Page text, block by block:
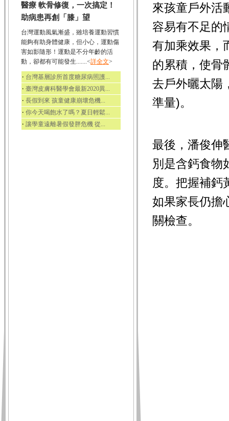
醫療 軟骨修復，一次搞定！
助病患再創「膝」望
台灣運動風氣漸盛，雖培養運動習慣
能夠有助身體健康，但小心，運動傷
害如影隨形！運動是不分年齡的活
動，卻都有可能發生.......<詳全文>
‧ 台灣基層診所首度糖尿病照護...
‧ 臺灣皮膚科醫學會最新2020異...
‧ 長假到來 孩童健康崩壞危機...
‧ 你今天喝飽水了嗎？夏日輕鬆...
‧ 讓學童遠離暑假發胖危機 從...
來孩童戶外活
容易有不足的
有加乘效果，
的累積，使骨
去戶外曬太陽
準量)。
最後，潘俊伸
別是含鈣食物
度。把握補鈣
如果家長仍擔
關檢查。